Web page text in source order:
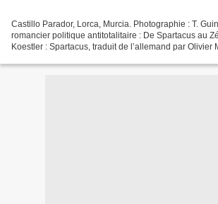
Castillo Parador, Lorca, Murcia. Photographie : T.
romancier politique antitotalitaire : De Spartacus au
Koestler : Spartacus, traduit de l’allemand par Olivier